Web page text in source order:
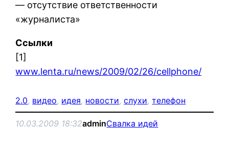
— отсутствие ответственности
«журналиста»
Ссылки
[1]
www.lenta.ru/news/2009/02/26/cellphone/
2.0, видео, идея, новости, слухи, телефон
10.03.2009 18:32adminСвалка идей